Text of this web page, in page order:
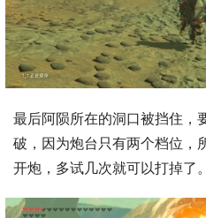
最后阿陨所在的洞口被挡住，
破，因为炮台只有两个档位，
开炮，多试几次就可以打掉了。